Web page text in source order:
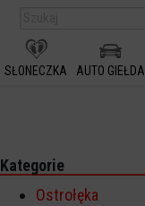
SŁONECZKA AUTO GIEŁDA
Kategorie
Ostrołęka